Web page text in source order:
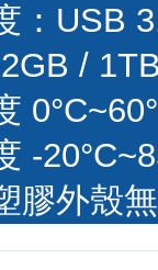
：USB
/
-
膠外殼